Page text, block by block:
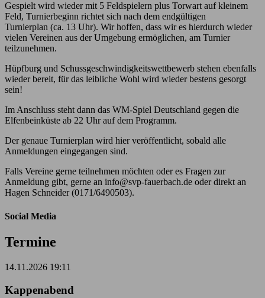
Gespielt wird wieder mit 5 Feldspielern plus Torwart auf kleinem
Feld, Turnierbeginn richtet sich nach dem endgültigen
Turnierplan (ca. 13 Uhr). Wir hoffen, dass wir es hierdurch wieder
vielen Vereinen aus der Umgebung ermöglichen, am Turnier
teilzunehmen.
Hüpfburg und Schussgeschwindigkeitswettbewerb stehen ebenfalls
wieder bereit, für das leibliche Wohl wird wieder bestens gesorgt
sein!
Im Anschluss steht dann das WM-Spiel Deutschland gegen die
Elfenbeinküste ab 22 Uhr auf dem Programm.
Der genaue Turnierplan wird hier veröffentlicht, sobald alle
Anmeldungen eingegangen sind.
Falls Vereine gerne teilnehmen möchten oder es Fragen zur
Anmeldung gibt, gerne an info@svp-fauerbach.de oder direkt an
Hagen Schneider (0171/6490503).
Social Media
Termine
14.11.2026 19:11
Kappenabend